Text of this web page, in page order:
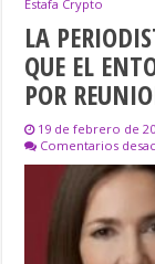
Estafa Crypto
LA
QUE EL
POR
19 de febrero de
Comentarios